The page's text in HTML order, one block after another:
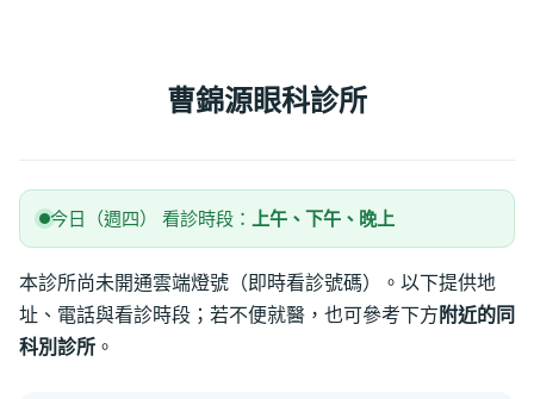
曹錦源眼科診所
今日（週四） 看診時段： 上午、下午、晚上
本診所尚未開通雲端燈號（即時看診號碼）。以下提供地
址、電話與看診時段；若不便就醫，也可參考下方 附近的同
科別診所 。